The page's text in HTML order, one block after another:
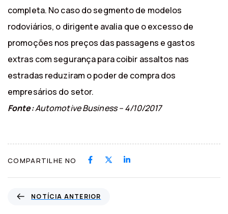
completa. No caso do segmento de modelos
rodoviários, o dirigente avalia que o excesso de
promoções nos preços das passagens e gastos
extras com segurança para coibir assaltos nas
estradas reduziram o poder de compra dos
empresários do setor.
Fonte:Automotive Business – 4/10/2017
COMPARTILHE NO
NOTÍCIA ANTERIOR